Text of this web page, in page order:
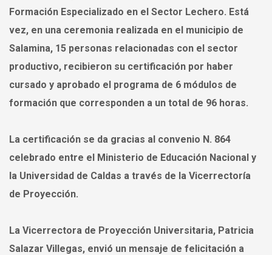
Formación Especializado en el Sector Lechero. Está
vez, en una ceremonia realizada en el municipio de
Salamina, 15 personas relacionadas con el sector
productivo, recibieron su certificación por haber
cursado y aprobado el programa de 6 módulos de
formación que corresponden a un total de 96 horas.
La certificación se da gracias al convenio N. 864
celebrado entre el Ministerio de Educación Nacional y
la Universidad de Caldas a través de la Vicerrectoría
de Proyección.
La Vicerrectora de Proyección Universitaria, Patricia
Salazar Villegas, envió un mensaje de felicitación a